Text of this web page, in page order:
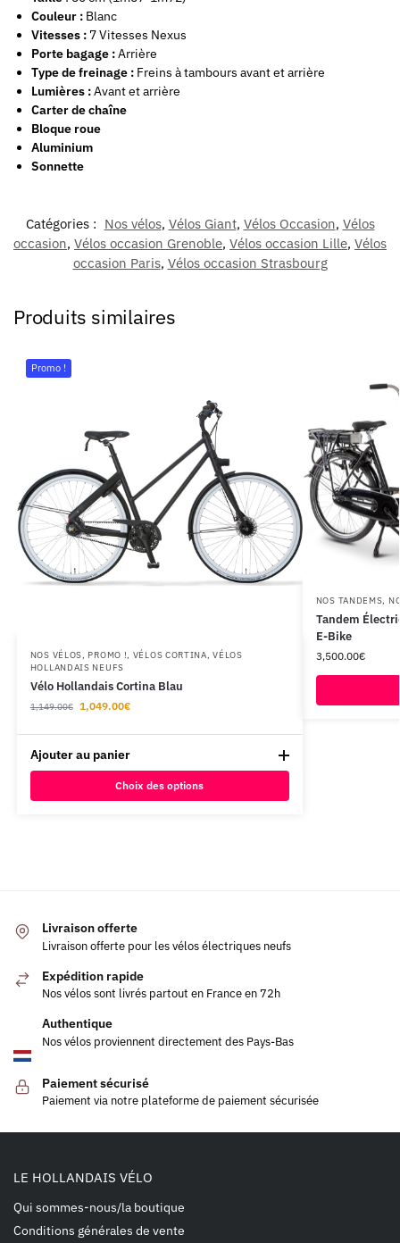
Couleur : Blanc
Vitesses : 7 Vitesses Nexus
Porte bagage :Arrière
Type de freinage : Freins à tambours avant et arrière
Lumières :Avant et arrière
Carter de chaîne
Bloque roue
Aluminium
Sonnette
Catégories : Nos vélos, Vélos Giant, Vélos Occasion, Vélos
occasion, Vélos occasion Grenoble, Vélos occasion Lille, Vélos
occasion Paris, Vélos occasion Strasbourg
Produits similaires
Promo !
NOS VÉLOS, PROMO !, VÉLOS CORTINA,VÉLOS
HOLLANDAIS NEUFS
Vélo Hollandais Cortina Blau
1,149.00€ 1,049.00€
Ajouter au panier
Choix des options
NOS TANDEMS,
Tandem
E-Bike
3,500.00€
Livraison offerte
Livraison offerte pour les vélos électriques neufs
Expédition rapide
Nos vélos sont livrés partout en France en 72h
Authentique
Nos vélos proviennent directement des Pays-Bas
Paiement sécurisé
Paiement via notre plateforme de paiement sécurisée
LE HOLLANDAIS VÉLO
Qui sommes-nous/la boutique
Conditions générales de vente